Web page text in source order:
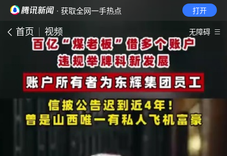
· 获取全网一手热点 打开
首页 视频 无障碍